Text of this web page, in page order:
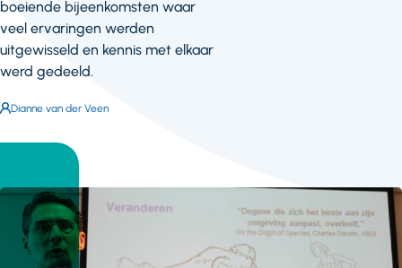
boeiende bijeenkomsten waar
veel ervaringen werden
uitgewisseld en kennis met elkaar
werd gedeeld.
Auteur:
Dianne van der Veen